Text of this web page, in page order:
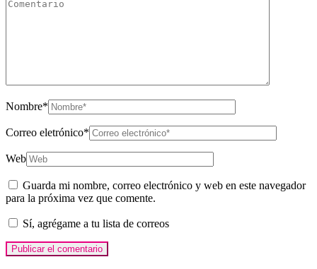
Nombre*
Correo eletrónico*
Web
Guarda mi nombre, correo electrónico y web en este navegador
para la próxima vez que comente.
Sí, agrégame a tu lista de correos